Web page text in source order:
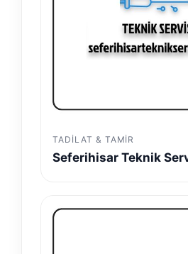
TADILAT & TAMIR
Seferihisar Teknik